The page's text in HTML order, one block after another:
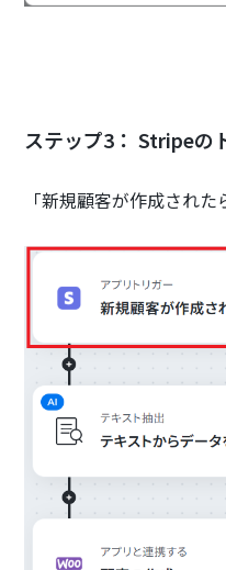
ステップ3： Stripeの
「新規顧客が作成された